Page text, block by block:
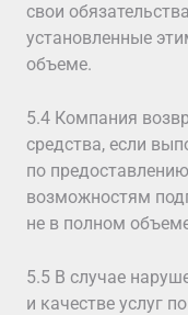
свои
установленные
объеме.
5.4 Компания
средства, если
по
возможностям
не в полном
5.5 В случае
и качестве услуг